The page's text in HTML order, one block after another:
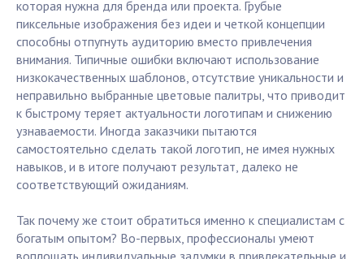
которая нужна для бренда или проекта. Грубые
пиксельные изображения без идеи и четкой концепции
способны отпугнуть аудиторию вместо привлечения
внимания. Типичные ошибки включают использование
низкокачественных шаблонов, отсутствие уникальности и
неправильно выбранные цветовые палитры, что приводит
к быстрому теряет актуальности логотипам и снижению
узнаваемости. Иногда заказчики пытаются
самостоятельно сделать такой логотип, не имея нужных
навыков, и в итоге получают результат, далеко не
соответствующий ожиданиям.
Так почему же стоит обратиться именно к специалистам с
богатым опытом? Во-первых, профессионалы умеют